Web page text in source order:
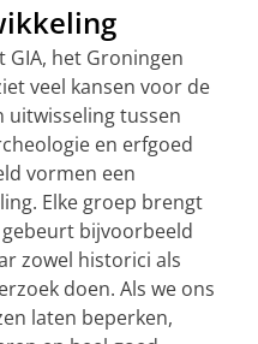
GIA, het Groningen
veel kansen voor de
uitwisseling tussen
en erfgoed
vormen een
Elke groep brengt
bijvoorbeeld
zowel historici als
doen. Als we ons
laten beperken,